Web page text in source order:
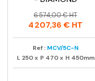
Prix
Prix
habituel
6 574,00 € HT
4 207,36 € HT
Ref : MCV/5C-N
L 250 x P 470 x H 450mm